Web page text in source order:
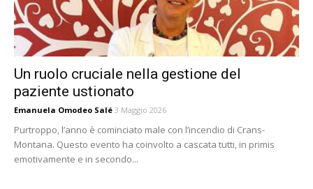
Un ruolo cruciale nella gestione del
paziente ustionato
Emanuela Omodeo Salé 3 Maggio 2026
Purtroppo, l’anno è cominciato male con l’incendio di Crans-
Montana. Questo evento ha coinvolto a cascata tutti, in primis
emotivamente e in secondo...